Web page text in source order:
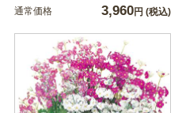
通常価格 3,960円 (税込)